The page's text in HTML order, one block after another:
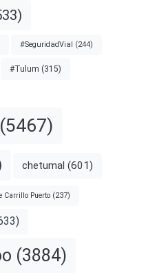
#SeguridadVial (244)
#Tulum (315)
chetumal (601)
Carrillo Puerto(237)
(3884)